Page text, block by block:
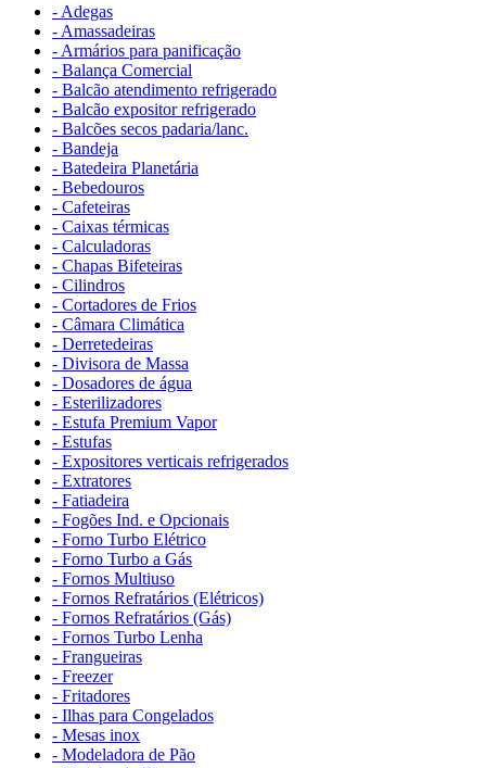
- Adegas
- Amassadeiras
- Armários para panificação
- Balança Comercial
- Balcão atendimento refrigerado
- Balcão expositor refrigerado
- Balcões secos padaria/lanc.
- Bandeja
- Batedeira Planetária
- Bebedouros
- Cafeteiras
- Caixas térmicas
- Calculadoras
- Chapas Bifeteiras
- Cilindros
- Cortadores de Frios
- Câmara Climática
- Derretedeiras
- Divisora de Massa
- Dosadores de água
- Esterilizadores
- Estufa Premium Vapor
- Estufas
- Expositores verticais refrigerados
- Extratores
- Fatiadeira
- Fogões Ind. e Opcionais
- Forno Turbo Elétrico
- Forno Turbo a Gás
- Fornos Multiuso
- Fornos Refratários (Elétricos)
- Fornos Refratários (Gás)
- Fornos Turbo Lenha
- Frangueiras
- Freezer
- Fritadores
- Ilhas para Congelados
- Mesas inox
- Modeladora de Pão